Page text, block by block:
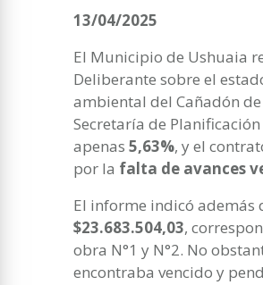
13/04/2025
El Municipio de Ushuaia
Deliberante sobre el
ambiental del Cañadón
Secretaría de
apenas 5,63%, y el
por la falta de avances
El informe indicó además
$23.683.504,03,
obra N°1 y N°2. No
encontraba vencido y